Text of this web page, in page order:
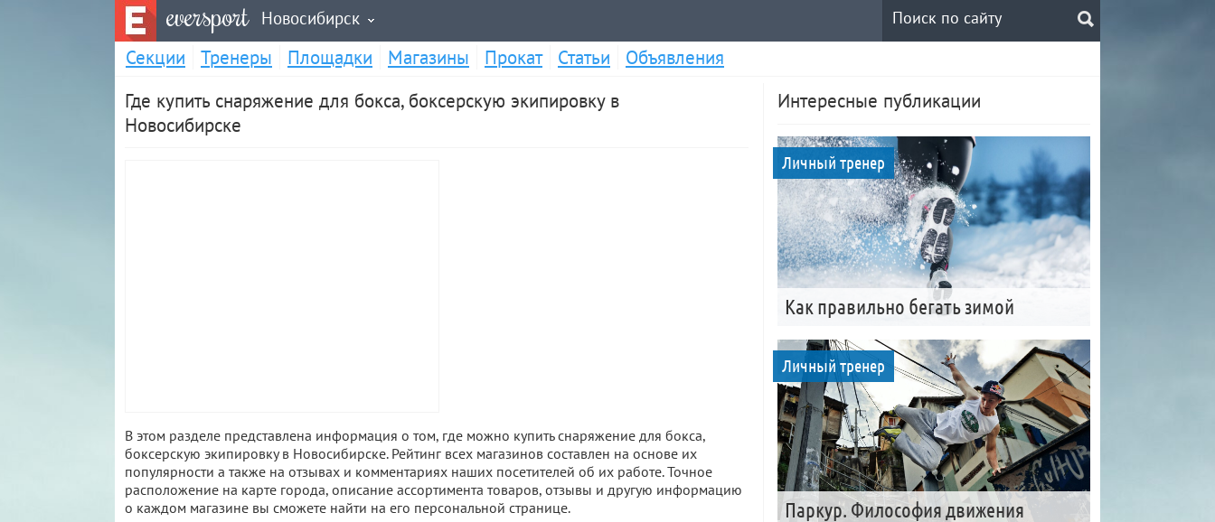
eversport Новосибирск
Секции Тренеры Площадки Магазины Прокат Статьи
Объявления
Где купить снаряжение для бокса, боксерскую экипировку в
Новосибирске
В этом разделе представлена информация о том, где можно купить снаряжение для бокса,
боксерскую экипировку в Новосибирске. Рейтинг всех магазинов составлен на основе их
популярности а также на отзывах и комментариях наших посетителей об их работе. Точное
расположение на карте города, описание ассортимента товаров, отзывы и другую информацию
о каждом магазине вы сможете найти на его персональной странице.
Интересные публикации
Личный тренер
Как правильно бегать зимой
Личный тренер
Паркур. Философия движения